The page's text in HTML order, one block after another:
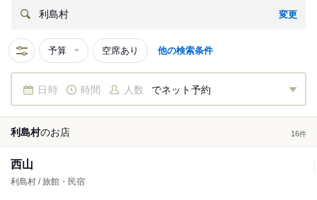
利島村 変更
予算 空席あり 他の検索条件
日時 時間 人数 でネット予約
利島村のお店 16件
西山
利島村 / 旅館・民宿